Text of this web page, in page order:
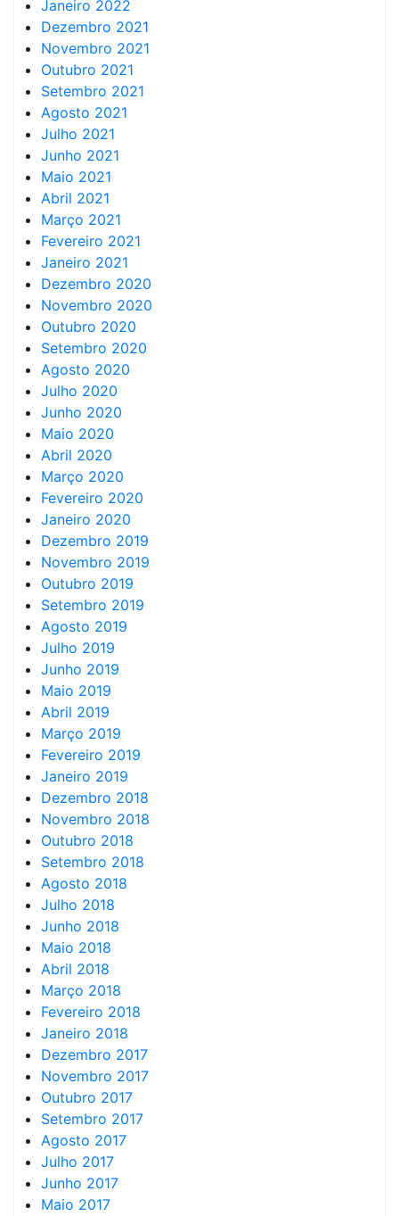
Janeiro 2022
Dezembro 2021
Novembro 2021
Outubro 2021
Setembro 2021
Agosto 2021
Julho 2021
Junho 2021
Maio 2021
Abril 2021
Março 2021
Fevereiro 2021
Janeiro 2021
Dezembro 2020
Novembro 2020
Outubro 2020
Setembro 2020
Agosto 2020
Julho 2020
Junho 2020
Maio 2020
Abril 2020
Março 2020
Fevereiro 2020
Janeiro 2020
Dezembro 2019
Novembro 2019
Outubro 2019
Setembro 2019
Agosto 2019
Julho 2019
Junho 2019
Maio 2019
Abril 2019
Março 2019
Fevereiro 2019
Janeiro 2019
Dezembro 2018
Novembro 2018
Outubro 2018
Setembro 2018
Agosto 2018
Julho 2018
Junho 2018
Maio 2018
Abril 2018
Março 2018
Fevereiro 2018
Janeiro 2018
Dezembro 2017
Novembro 2017
Outubro 2017
Setembro 2017
Agosto 2017
Julho 2017
Junho 2017
Maio 2017